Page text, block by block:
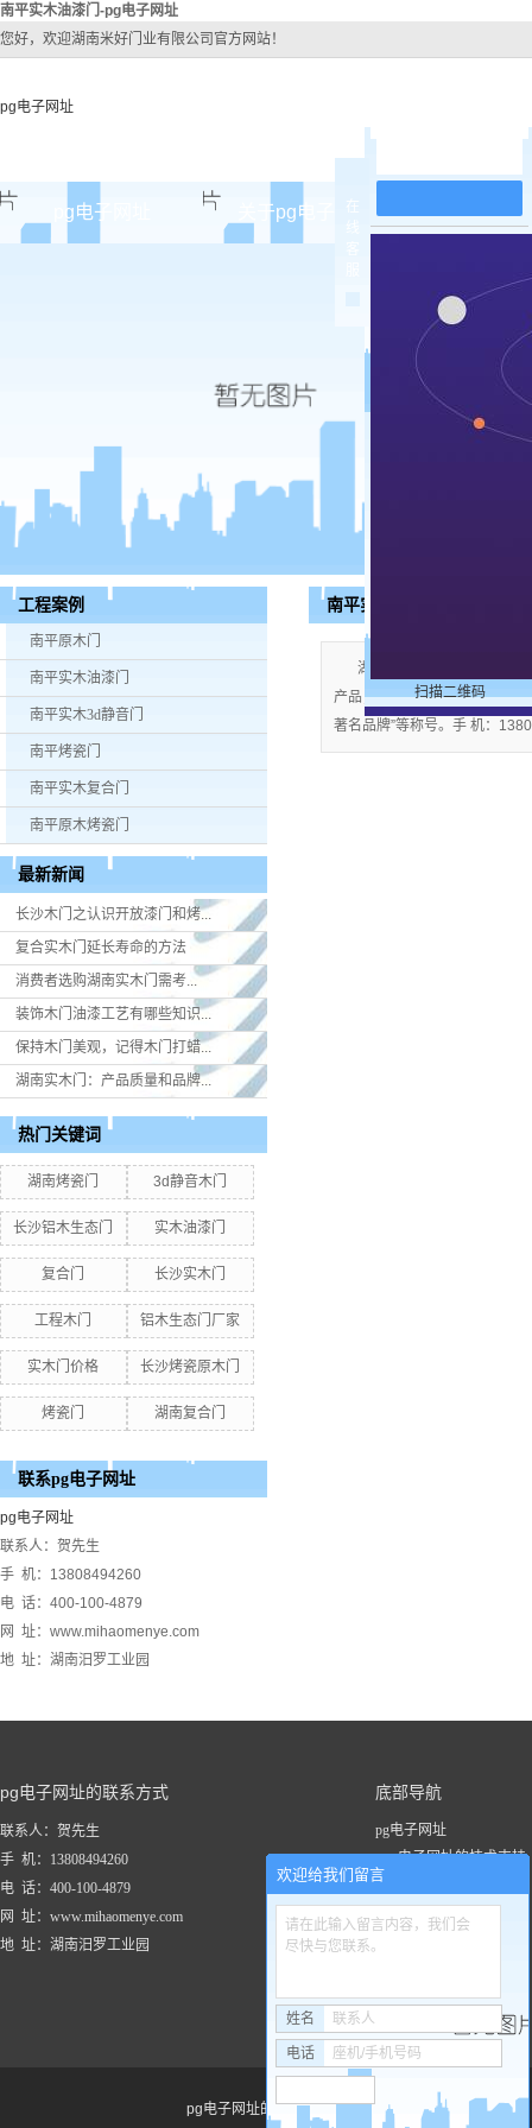
南平实木油漆门-pg电子网址
您好，欢迎湖南米好门业有限公司官方网站！
pg电子网址
pg电子网址 关于pg电子网址
公司团队
pg电子网址
南平实木
南平实木
南平烤
南平实木
工程案例
南平原木门
南平实木油漆门
南平实木3d静音门
南平烤瓷门
南平实木复合门
南平原木烤瓷门
最新新闻
长沙木门之认识开放漆门和烤...
复合实木门延长寿命的方法
消费者选购湖南实木门​需考...
装饰木门油漆工艺有哪些知识...
保持木门美观，记得木门打蜡...
湖南实木门：产品质量和品牌...
热门关键词
湖南烤瓷门 3d静音木门
长沙铝木生态门 实木油漆门
复合门 长沙实木门
工程木门 铝木生态门厂家
实木门价格 长沙烤瓷原木门
烤瓷门 湖南复合门
联系pg电子网址
pg电子网址
联系人：贺先生
手 机：13808494260
电 话：400-100-4879
网 址：www.mihaomenye.com
地 址：湖南汨罗工业园
南平实木油漆门
湖南米好门业有限公司公
产品；企业视产品质量为生命
著名品牌”等称号。手 机：
pg电子网址的联系方式
联系人：贺先生
手 机：13808494260
电 话：400-100-4879
网 址：www.mihaomenye.com
地 址：湖南汨罗工业园
底部导航
pg电子网址
pg电子网址的技术支持
关于pg电子网址
工程案例
pg电子网址的友情链接：
在
扫描二维码
欢迎给我们留言
请在此输入留言内容，我们会
尽快与您联系。
姓名 联系人
电话 座机/手机号码